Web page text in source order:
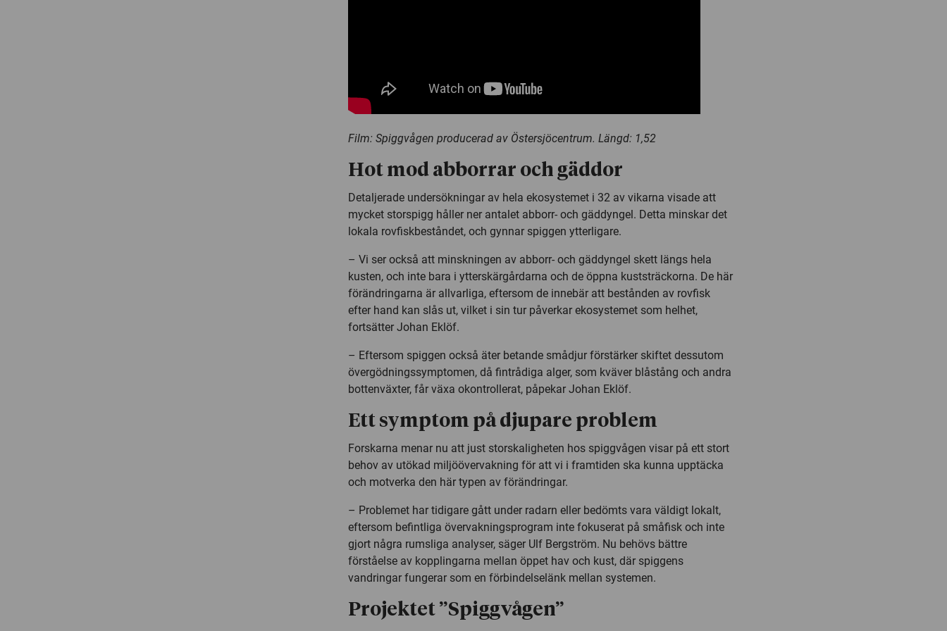
Film: Spiggvågen producerad av Östersjöcentrum. Längd: 1,52
Hot mod abborrar och gäddor
Detaljerade undersökningar av hela ekosystemet i 32 av vikarna visade att
mycket storspigg håller ner antalet abborr- och gäddyngel. Detta minskar det
lokala rovfiskbeståndet, och gynnar spiggen ytterligare.
– Vi ser också att minskningen av abborr- och gäddyngel skett längs hela
kusten, och inte bara i ytterskärgårdarna och de öppna kuststräckorna. De här
förändringarna är allvarliga, eftersom de innebär att bestånden av rovfisk
efter hand kan slås ut, vilket i sin tur påverkar ekosystemet som helhet,
fortsätter Johan Eklöf.
– Eftersom spiggen också äter betande smådjur förstärker skiftet dessutom
övergödningssymptomen, då fintrådiga alger, som kväver blåstång och andra
bottenväxter, får växa okontrollerat, påpekar Johan Eklöf.
Ett symptom på djupare problem
Forskarna menar nu att just storskaligheten hos spiggvågen visar på ett stort
behov av utökad miljöövervakning för att vi i framtiden ska kunna upptäcka
och motverka den här typen av förändringar.
– Problemet har tidigare gått under radarn eller bedömts vara väldigt lokalt,
eftersom befintliga övervakningsprogram inte fokuserat på småfisk och inte
gjort några rumsliga analyser, säger Ulf Bergström. Nu behövs bättre
förståelse av kopplingarna mellan öppet hav och kust, där spiggens
vandringar fungerar som en förbindelselänk mellan systemen.
Projektet ”Spiggvågen”